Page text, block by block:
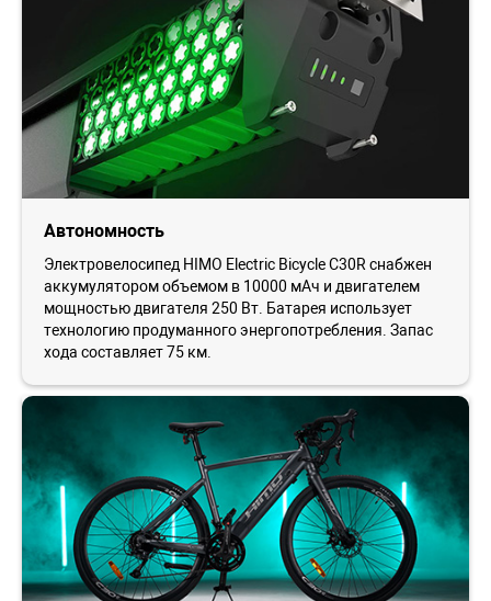
Автономность
Электровелосипед HIMO Electric Bicycle C30R снабжен
аккумулятором объемом в 10000 мАч и двигателем
мощностью двигателя 250 Вт. Батарея использует
технологию продуманного энергопотребления. Запас
хода составляет 75 км.